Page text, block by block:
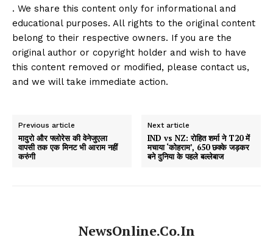
. We share this content only for informational and
educational purposes. All rights to the original content
belong to their respective owners. If you are the
original author or copyright holder and wish to have
this content removed or modified, please contact us,
and we will take immediate action.
Previous article
मादुरो और फ्लोरेस की वेनेजुएला
वापसी तक एक मिनट भी आराम नहीं
करुंगी
Next article
IND vs NZ: रोहित शर्मा ने T20 में
मचाया ‘कोहराम’, 650 छक्के जड़कर
बने दुनिया के पहले बल्लेबाज
NewsOnline.co.in